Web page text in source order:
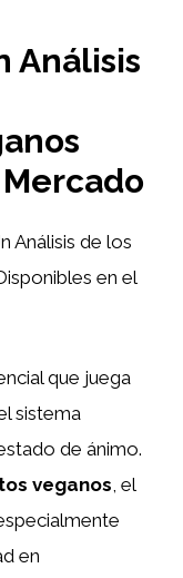
Análisis
Análisis de los
en el
que juega
sistema
de ánimo.
veganos , el
en